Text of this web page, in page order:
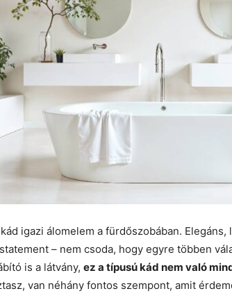
igazi álomelem a fürdőszobában.
– nem csoda, hogy egyre többen
is a látvány, ez a típusú kád nem való
van néhány fontos szempont, amit